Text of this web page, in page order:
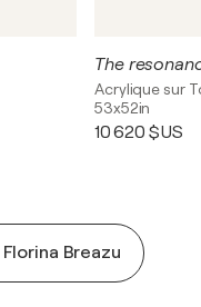
The
Acrylique sur
53x52in
10 620 $US
Breazu